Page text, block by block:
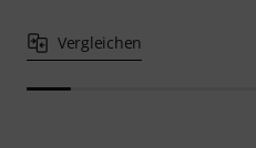
Vergleichen